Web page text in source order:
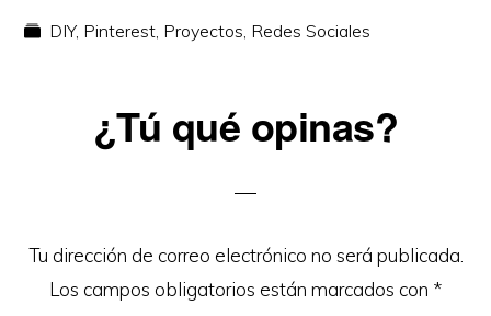
DIY, Pinterest, Proyectos, Redes Sociales
Reader
Interactions
¿Tú qué opinas?
Tu dirección de correo electrónico no será publicada.
Los campos obligatorios están marcados con *